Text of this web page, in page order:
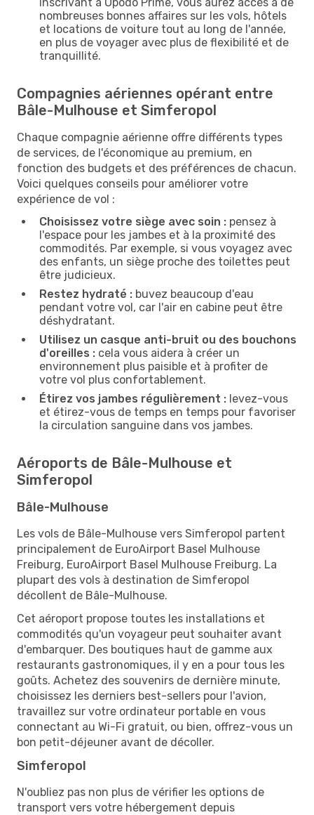
nombreuses bonnes affaires sur les vols, hôtels
et locations de voiture tout au long de l'année,
en plus de voyager avec plus de flexibilité et de
tranquillité.
Compagnies aériennes opérant entre
Bâle-Mulhouse et Simferopol
Chaque compagnie aérienne offre différents types
de services, de l'économique au premium, en
fonction des budgets et des préférences de chacun.
Voici quelques conseils pour améliorer votre
expérience de vol :
Choisissez votre siège avec soin : pensez à
l'espace pour les jambes et à la proximité des
commodités. Par exemple, si vous voyagez avec
des enfants, un siège proche des toilettes peut
être judicieux.
Restez hydraté : buvez beaucoup d'eau
pendant votre vol, car l'air en cabine peut être
déshydratant.
Utilisez un casque anti-bruit ou des bouchons
d'oreilles : cela vous aidera à créer un
environnement plus paisible et à profiter de
votre vol plus confortablement.
Étirez vos jambes régulièrement : levez-vous
et étirez-vous de temps en temps pour favoriser
la circulation sanguine dans vos jambes.
Aéroports de Bâle-Mulhouse et
Simferopol
Bâle-Mulhouse
Les vols de Bâle-Mulhouse vers Simferopol partent
principalement de EuroAirport Basel Mulhouse
Freiburg, EuroAirport Basel Mulhouse Freiburg. La
plupart des vols à destination de Simferopol
décollent de Bâle-Mulhouse.
Cet aéroport propose toutes les installations et
commodités qu'un voyageur peut souhaiter avant
d'embarquer. Des boutiques haut de gamme aux
restaurants gastronomiques, il y en a pour tous les
goûts. Achetez des souvenirs de dernière minute,
choisissez les derniers best-sellers pour l'avion,
travaillez sur votre ordinateur portable en vous
connectant au Wi-Fi gratuit, ou bien, offrez-vous un
bon petit-déjeuner avant de décoller.
Simferopol
N'oubliez pas non plus de vérifier les options de
transport vers votre hébergement depuis